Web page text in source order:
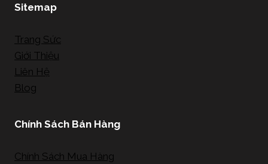
Sitemap
Trang Sức
Giới Thiệu
Liên Hệ
Blog
Chính Sách Bán Hàng
Chính Sách Mua Hàng